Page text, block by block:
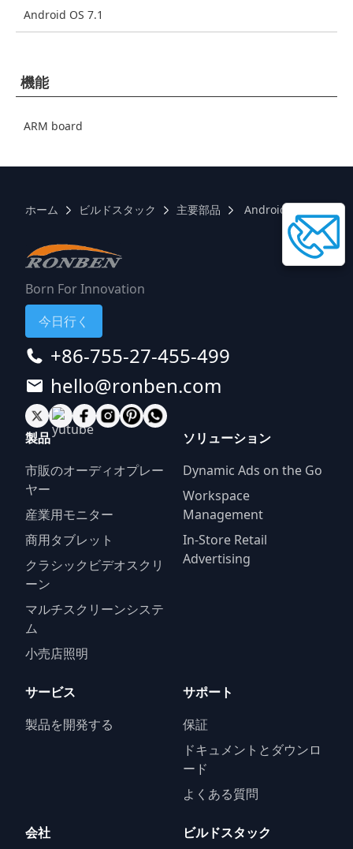
Android OS 7.1
機能
ARM board
ホーム ビルドスタック 主要部品 Android ARM board
Born For Innovation
今日行く
+86-755-27-455-499
hello@ronben.com
製品
市販のオーディオプレー
ヤー
産業用モニター
商用タブレット
クラシックビデオスクリ
ーン
マルチスクリーンシステ
ム
小売店照明
ソリューション
Dynamic Ads on the Go
Workspace
Management
In-Store Retail
Advertising
サービス
製品を開発する
サポート
保証
ドキュメントとダウンロ
ード
よくある質問
会社 ビルドスタック